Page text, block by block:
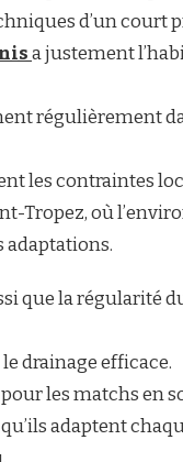
d’un court
a justement
régulièrement
les contraintes
Tropez, où
adaptations.
que la régularité
drainage efficace.
pour les matchs en
qu’ils adaptent